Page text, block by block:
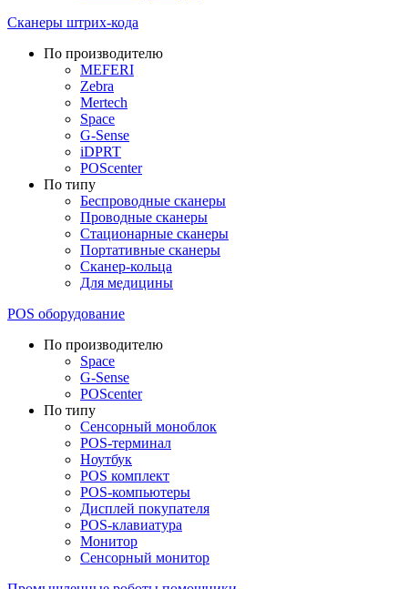
Сканеры штрих-кода
По производителю
MEFERI
Zebra
Mertech
Space
G-Sense
iDPRT
POScenter
По типу
Беспроводные сканеры
Проводные сканеры
Стационарные сканеры
Портативные сканеры
Сканер-кольца
Для медицины
POS оборудование
По производителю
Space
G-Sense
POScenter
По типу
Сенсорный моноблок
POS-терминал
Ноутбук
POS комплект
POS-компьютеры
Дисплей покупателя
POS-клавиатура
Монитор
Сенсорный монитор